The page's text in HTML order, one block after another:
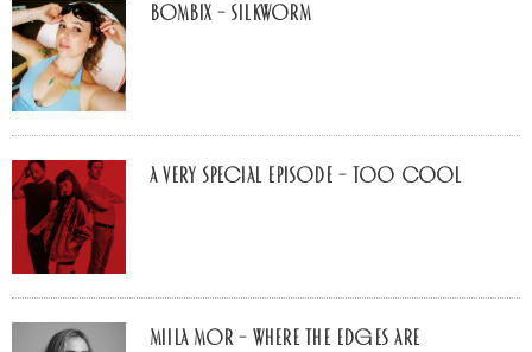
Bombix – Silkworm
A Very Special Episode – Too Cool
Miila Mor – Where The Edges Are